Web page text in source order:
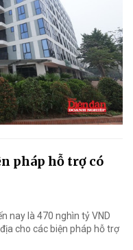
pháp hỗ trợ có
nay là 470 nghìn tỷ VND
cho các biện pháp hỗ trợ